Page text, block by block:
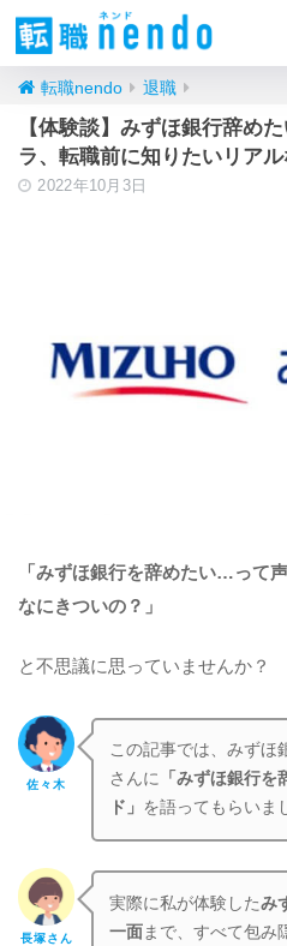
転職nendo 退職
【体験談】みずほ銀行辞め
ラ、転職前に知りたいリア
2022年10月3日
「みずほ銀行を辞めたい…って
なにきついの？」
と不思議に思っていませんか？
佐々木
この記事では、みずほ
さんに 「みずほ銀行
ド」 を語ってもらいま
長塚さん
実際に私が体験したみ
一面 まで、すべて包み